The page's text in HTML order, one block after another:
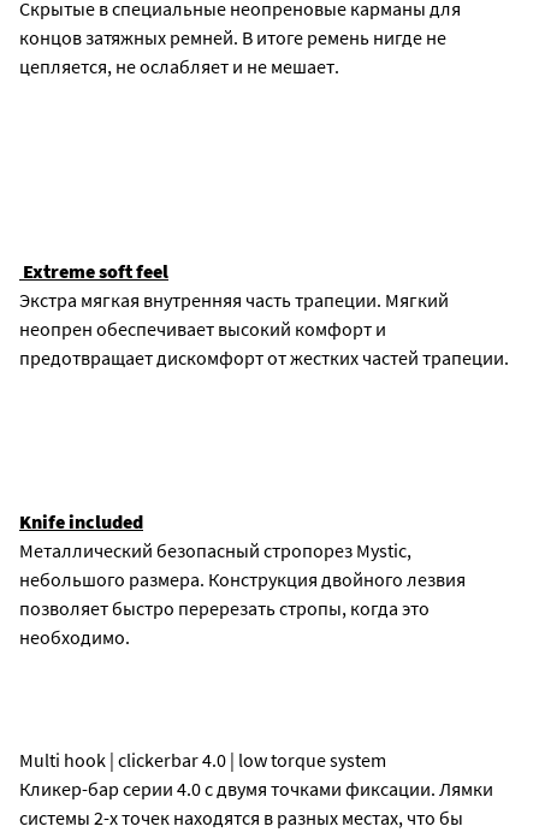
Скрытые в специальные неопреновые карманы для
концов затяжных ремней. В итоге ремень нигде не
цепляется, не ослабляет и не мешает.
Extreme soft feel
Экстра мягкая внутренняя часть трапеции. Мягкий
неопрен обеспечивает высокий комфорт и
предотвращает дискомфорт от жестких частей трапеции.
Knife included
Металлический безопасный стропорез Mystic,
небольшого размера. Конструкция двойного лезвия
позволяет быстро перерезать стропы, когда это
необходимо.
Multi hook | clickerbar 4.0 | low torque system
Кликер-бар серии 4.0 с двумя точками фиксации. Лямки
системы 2-х точек находятся в разных местах, что бы